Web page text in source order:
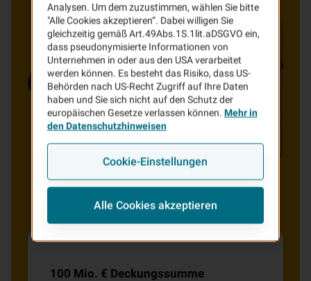
100 Mio. € Deckungssumme
Analysen. Um dem zuzustimmen, wählen Sie bitte
"Alle Cookies akzeptieren“. Dabei willigen Sie
gleichzeitig gemäß Art.49Abs.1S.1lit.aDSGVO ein,
dass pseudonymisierte Informationen von
Unternehmen in oder aus den USA verarbeitet
werden können. Es besteht das Risiko, dass US-
Behörden nach US-Recht Zugriff auf Ihre Daten
haben und Sie sich nicht auf den Schutz der
europäischen Gesetze verlassen können. Mehr in
den Datenschutzhinweisen
Cookie-Einstellungen
Alle Cookies akzeptieren